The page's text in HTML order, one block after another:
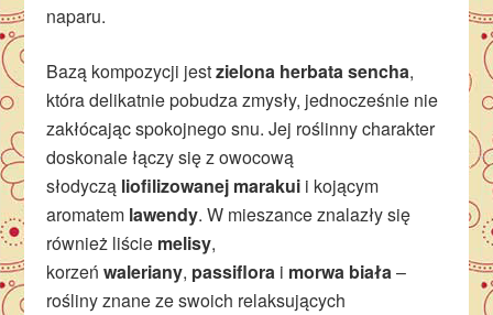
naparu.
Bazą kompozycji jestzielona herbata sencha,
która delikatnie pobudza zmysły, jednocześnie nie
zakłócając spokojnego snu. Jej roślinny charakter
doskonale łączy się z owocową
słodyczą liofilizowanej marakui i kojącym
aromatem lawendy. W mieszance znalazły się
również liście melisy,
korzeńwaleriany, passiflora i morwa biała–
rośliny znane ze swoich relaksujących